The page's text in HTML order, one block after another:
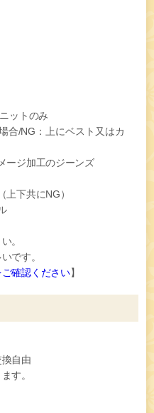
ットのみ
合/NG：上にベスト又はカ
ージ加工のジーンズ
上下共にNG）
。
です。
確認ください】
自由
す。